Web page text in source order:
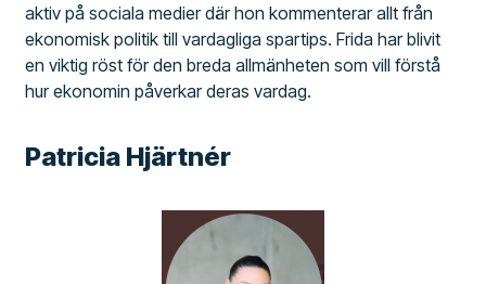
aktiv på sociala medier där hon kommenterar allt från
ekonomisk politik till vardagliga spartips. Frida har blivit
en viktig röst för den breda allmänheten som vill förstå
hur ekonomin påverkar deras vardag.
Patricia Hjärtnér